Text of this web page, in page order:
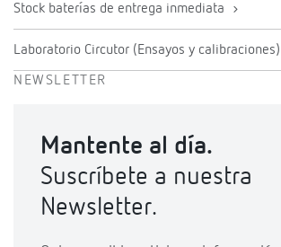
Stock baterías de entrega inmediata
Laboratorio Circutor (Ensayos y calibraciones)
NEWSLETTER
Mantente al día.
Suscríbete a nuestra
Newsletter.